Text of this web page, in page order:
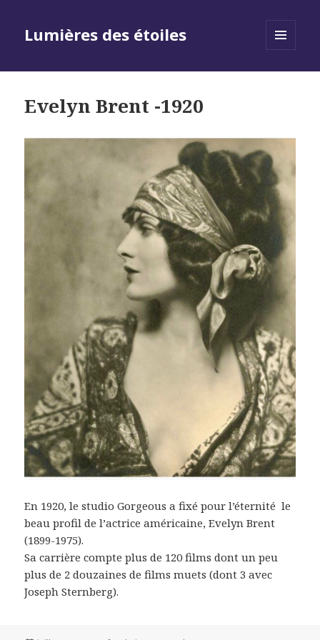
Lumières des étoiles
Evelyn Brent -1920
En 1920, le studio Gorgeous a fixé pour l’éternité le
beau profil de l’actrice américaine, Evelyn Brent
(1899-1975).
Sa carrière compte plus de 120 films dont un peu
plus de 2 douzaines de films muets (dont 3 avec
Joseph Sternberg).